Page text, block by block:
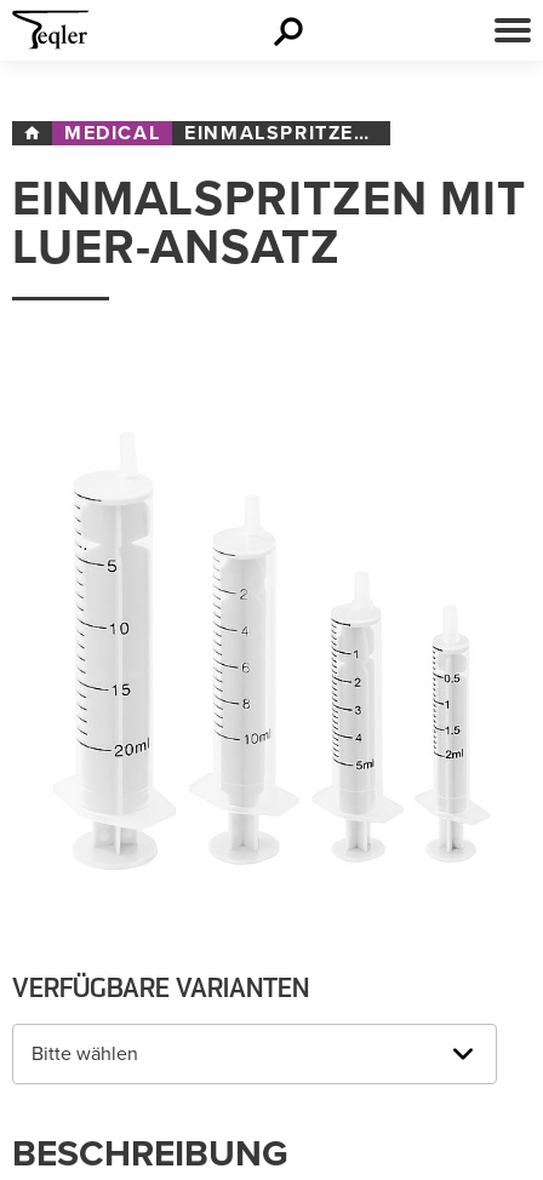
MEDICAL EINMALSPRITZEN MIT LUER-ANSATZ
EINMALSPRITZEN MIT
LUER-ANSATZ
VERFÜGBARE VARIANTEN
Bitte wählen
BESCHREIBUNG